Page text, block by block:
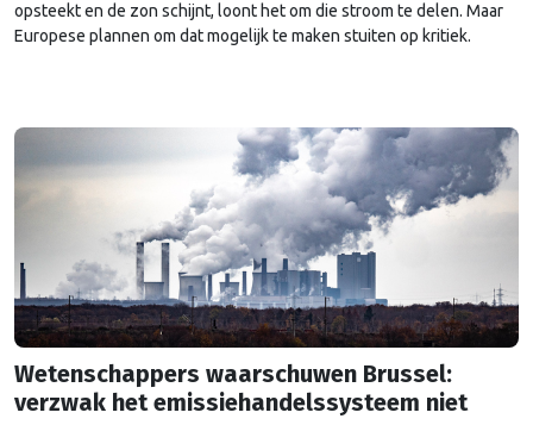
opsteekt en de zon schijnt, loont het om die stroom te delen. Maar
Europese plannen om dat mogelijk te maken stuiten op kritiek.
Wetenschappers waarschuwen Brussel:
verzwak het emissiehandelssysteem niet